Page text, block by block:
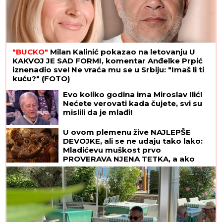
"BUCKO" Milan Kalinić pokazao na letovanju U
KAKVOJ JE SAD FORMI, komentar Anđelke Prpić
iznenadio sve! Ne vraća mu se u Srbiju: "Imaš li ti
kuću?" (FOTO)
Evo koliko godina ima Miroslav Ilić!
Nećete verovati kada čujete, svi su
mislili da je mlađi!
U ovom plemenu žive NAJLEPŠE
DEVOJKE, ali se ne udaju tako lako:
Mladićevu muškost prvo
PROVERAVA NJENA TETKA, a ako
ona nije zadovoljna sledi SUROVA
KAZNA